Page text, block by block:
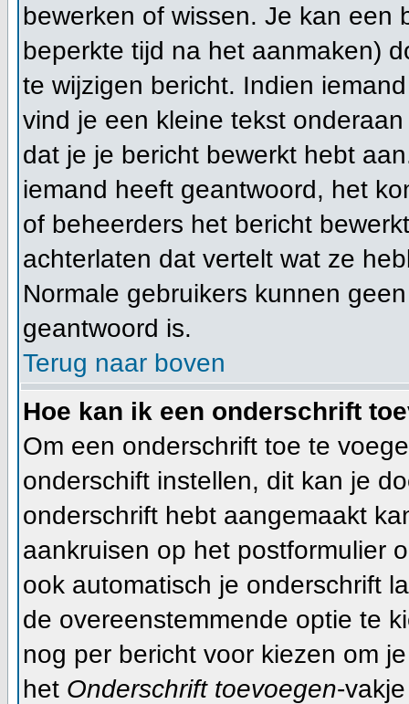
bewerken of wissen. Je kan een
beperkte tijd na het aanmaken)
te wijzigen bericht. Indien
vind je een kleine tekst
dat je je bericht bewerkt hebt
iemand heeft geantwoord, het
of beheerders het bericht
achterlaten dat vertelt wat ze
Normale gebruikers kunnen
geantwoord is.
Terug naar boven
Hoe kan ik een onderschrift
Om een onderschrift toe te
onderschift instellen, dit kan je
onderschrift hebt aangemaakt
aankruisen op het postformulier
ook automatisch je onderschrift
de overeenstemmende optie te
nog per bericht voor kiezen om
het Onderschrift toevoegen-